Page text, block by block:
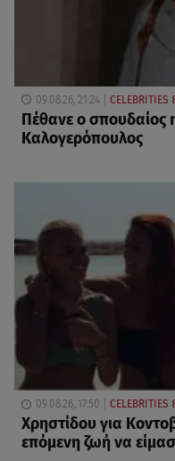
09.08.26, 21:24
Πέθανε ο σπουδαίος
Καλογερόπουλος
09.08.26, 17:50
Χρηστίδου για
επόμενη ζωή να